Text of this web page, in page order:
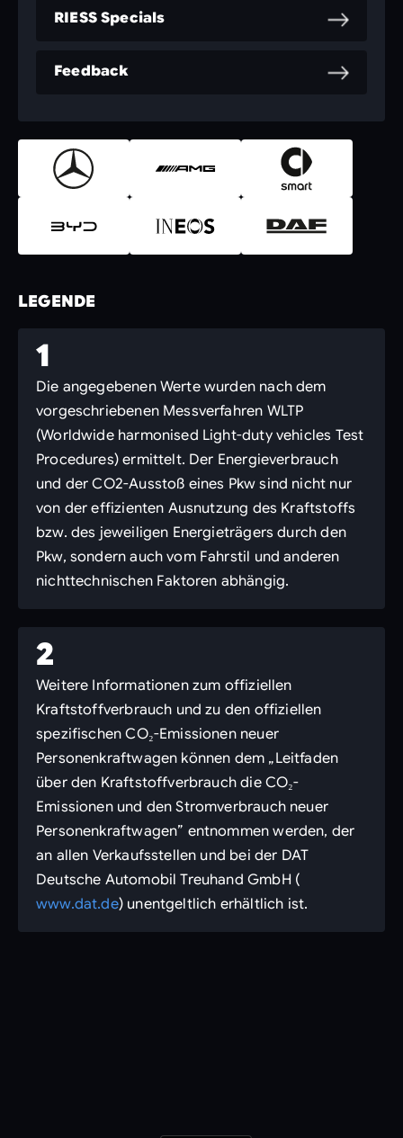
RIESS Specials
Feedback
LEGENDE
1
Die angegebenen Werte wurden nach dem
vorgeschriebenen Messverfahren WLTP
(Worldwide harmonised Light-duty vehicles Test
Procedures) ermittelt. Der Energieverbrauch
und der CO2-Ausstoß eines Pkw sind nicht nur
von der effizienten Ausnutzung des Kraftstoffs
bzw. des jeweiligen Energieträgers durch den
Pkw, sondern auch vom Fahrstil und anderen
nichttechnischen Faktoren abhängig.
2
Weitere Informationen zum offiziellen
Kraftstoffverbrauch und zu den offiziellen
spezifischen CO₂-Emissionen neuer
Personenkraftwagen können dem „Leitfaden
über den Kraftstoffverbrauch die CO₂-
Emissionen und den Stromverbrauch neuer
Personenkraftwagen” entnommen werden, der
an allen Verkaufsstellen und bei der DAT
Deutsche Automobil Treuhand GmbH (
www.dat.de) unentgeltlich erhältlich ist.